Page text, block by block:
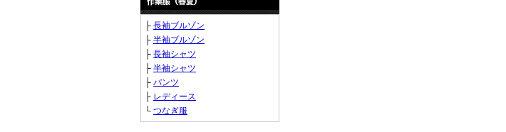
├ 長袖ブルゾン
├ 半袖ブルゾン
├ 長袖シャツ
├ 半袖シャツ
├ パンツ
├ レディース
└ つなぎ服